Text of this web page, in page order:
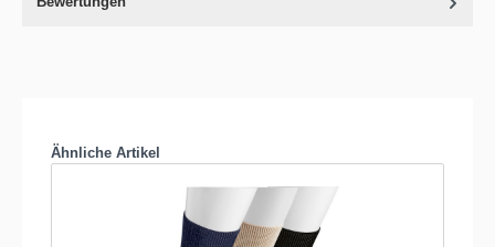
Produktgalerie überspringen
Ähnliche Artikel